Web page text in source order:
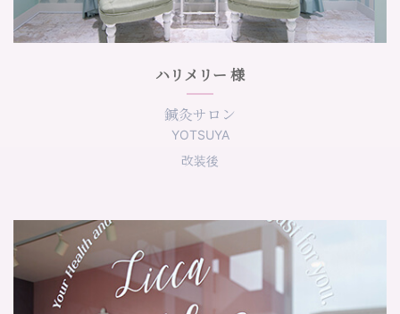
ハリメリー 様
鍼灸サロン
YOTSUYA
改装後